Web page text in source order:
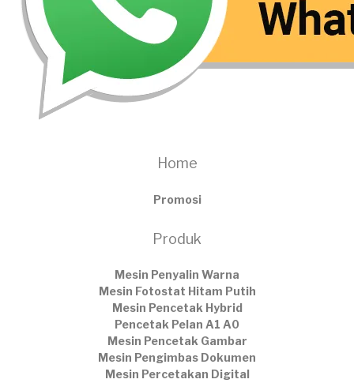
Home
Promosi
Produk
Mesin Penyalin Warna
Mesin Fotostat Hitam Putih
Mesin Pencetak Hybrid
Pencetak Pelan A1 A0
Mesin Pencetak Gambar
Mesin Pengimbas Dokumen
Mesin Percetakan Digital